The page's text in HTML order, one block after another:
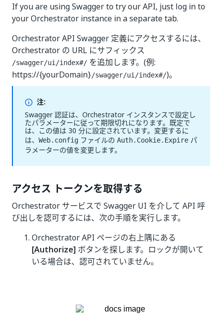
If you are using Swagger to try our API, just log in to
your Orchestrator instance in a separate tab.
Orchestrator API Swagger 定義にアクセスするには、
Orchestrator の URL にサフィックス
/swagger/ui/index#/ を追加します。(例:
https://{yourDomain}/swagger/ui/index#/)。
注:
Swagger 認証は、Orchestrator インスタンスで設定し
たパラメーターに従って期限切れになります。既定で
は、この値は 30 分に設定されています。変更するに
は、 Web.config ファイルの Auth.Cookie.Expire パ
ラメーターの値を変更します。
アクセス トークンを取得する
Orchestrator サービスで Swagger UI を介して API 呼
び出しを認可するには、次の手順を実行します。
Orchestrator API ページの右上隅にある
[Authorize] ボタンを探します。ロックが開いて
いる場合は、認可されていません。